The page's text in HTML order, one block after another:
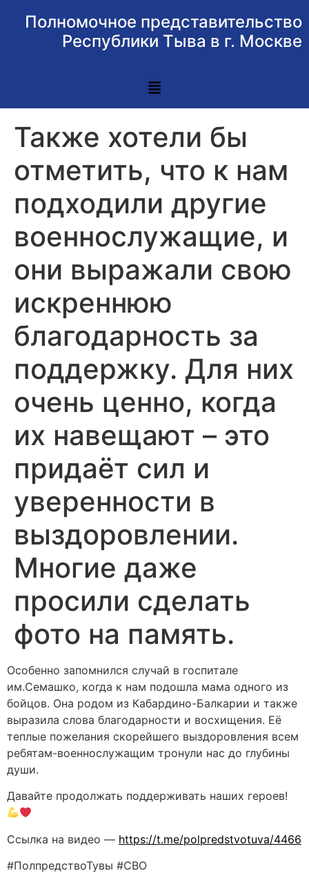
Полномочное представительство
Республики Тыва в г. Москве
Также хотели бы
отметить, что к нам
подходили другие
военнослужащие, и
они выражали свою
искреннюю
благодарность за
поддержку. Для них
очень ценно, когда
их навещают – это
придаёт сил и
уверенности в
выздоровлении.
Многие даже
просили сделать
фото на память.
Особенно запомнился случай в госпитале
им.Семашко, когда к нам подошла мама одного из
бойцов. Она родом из Кабардино-Балкарии и также
выразила слова благодарности и восхищения. Её
теплые пожелания скорейшего выздоровления всем
ребятам-военнослужащим тронули нас до глубины
души.
Давайте продолжать поддерживать наших героев!
Ссылка на видео — https://t.me/polpredstvotuva/4466
#ПолпредствоТувы #СВО